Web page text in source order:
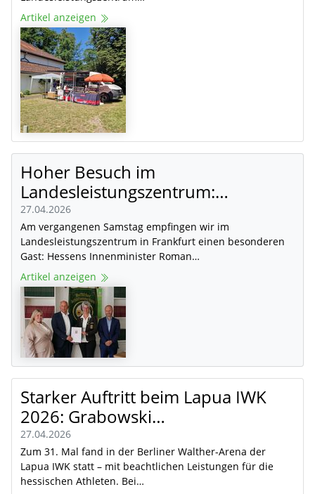
Artikel anzeigen
Hoher Besuch im
Landesleistungszentrum:…
27.04.2026
Am vergangenen Samstag empfingen wir im
Landesleistungszentrum in Frankfurt einen besonderen
Gast: Hessens Innenminister Roman…
Artikel anzeigen
Starker Auftritt beim Lapua IWK
2026: Grabowski…
27.04.2026
Zum 31. Mal fand in der Berliner Walther-Arena der
Lapua IWK statt – mit beachtlichen Leistungen für die
hessischen Athleten. Bei…